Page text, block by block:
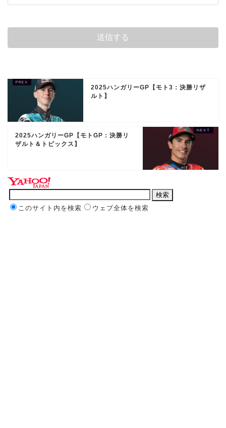
2025ハンガリーGP【モト3：決勝リザ
ルト】
2025ハンガリーGP【モトGP：決勝リ
ザルト＆トピックス】
このサイト内を検索 ウェブ全体を検索